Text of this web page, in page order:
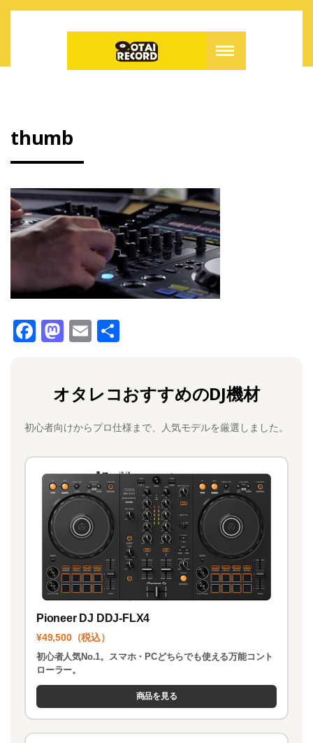
thumb
F
b
o
o
k
M
o
d
o
n
E
l
オタレコおすすめのDJ機材
初心者向けからプロ仕様まで、人気モデルを厳選しました。
Pioneer DJ DDJ-FLX4
¥49,500（税込）
初心者人気No.1。スマホ・PCどちらでも使える万能コント
ローラー。
商品を見る